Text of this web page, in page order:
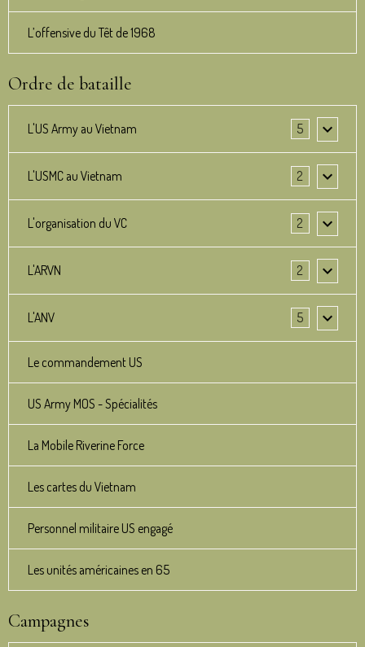
L’offensive du Têt de 1968
Ordre de bataille
L'US Army au Vietnam 5
L'USMC au Vietnam 2
L'organisation du VC 2
L'ARVN 2
L'ANV 5
Le commandement US
US Army MOS - Spécialités
La Mobile Riverine Force
Les cartes du Vietnam
Personnel militaire US engagé
Les unités américaines en 65
Campagnes